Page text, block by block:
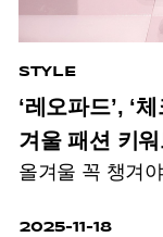
STYLE
‘레오파드’, ‘
겨울 패션 키
올겨울 꼭 챙겨
2025-11-18